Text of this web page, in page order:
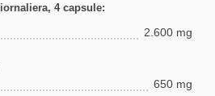
4 capsule:
2.600 mg
650 mg